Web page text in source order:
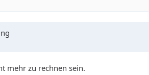
mehr zu rechnen sein.